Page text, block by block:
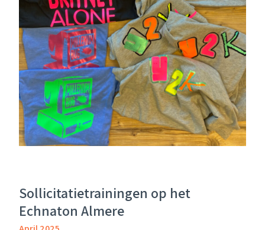
Sollicitatietrainingen op het
Echnaton Almere